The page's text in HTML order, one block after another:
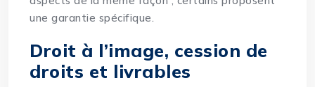
une garantie spécifique.
Droit à l’image, cession de
droits et livrables